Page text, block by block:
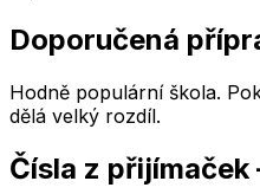
Doporučená
Hodně populární škola.
dělá velký rozdíl.
Čísla z